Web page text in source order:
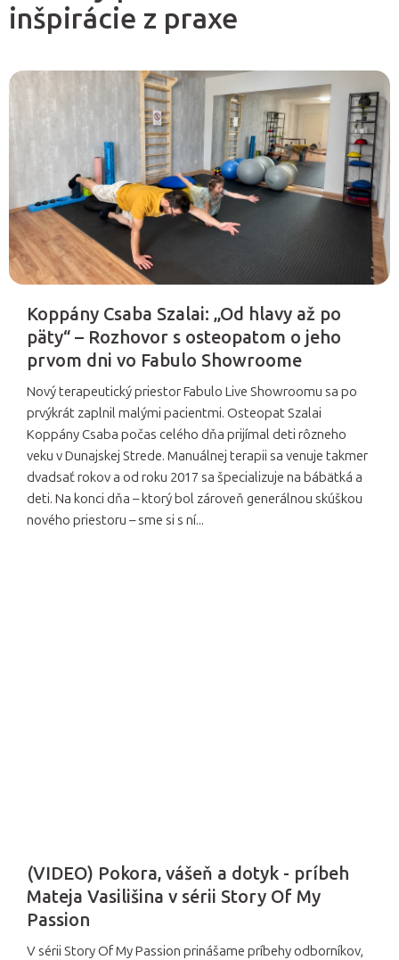
inšpirácie z praxe
s
č
l
á
Koppány Csaba Szalai: „Od hlavy až po
päty“ – Rozhovor s osteopatom o jeho
prvom dni vo Fabulo Showroome
Nový terapeutický priestor Fabulo Live Showroomu sa po
prvýkrát zaplnil malými pacientmi. Osteopat Szalai
Koppány Csaba počas celého dňa prijímal deti rôzneho
veku v Dunajskej Strede. Manuálnej terapii sa venuje takmer
dvadsať rokov a od roku 2017 sa špecializuje na bábätká a
deti. Na konci dňa – ktorý bol zároveň generálnou skúškou
nového priestoru – sme si s ní...
(VIDEO) Pokora, vášeň a dotyk - príbeh
Mateja Vasilišina v sérii Story Of My
Passion
V sérii Story Of My Passion prinášame príbehy odborníkov,